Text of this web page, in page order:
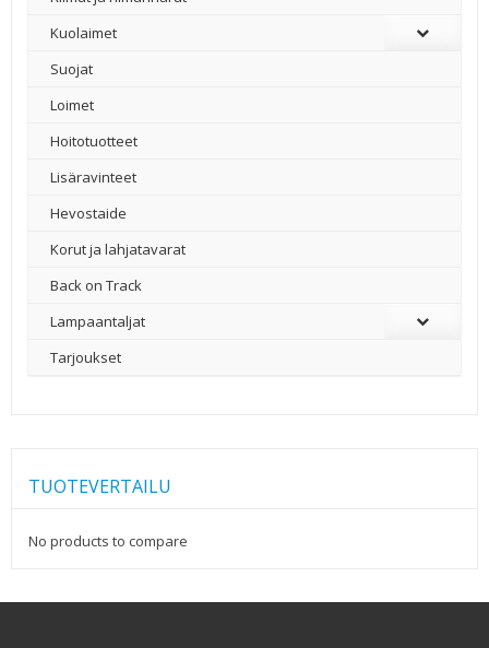
Kuolaimet
Suojat
Loimet
Hoitotuotteet
Lisäravinteet
Hevostaide
Korut ja lahjatavarat
Back on Track
Lampaantaljat
Tarjoukset
TUOTEVERTAILU
No products to compare